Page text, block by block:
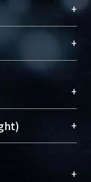
珍藏及向國際
，圖書館整合
不同功能平
。期能整合研
出、推廣研究
researcher
integrates the
“Academic
+
(Social
+
+
用性的社會運
著作公開供使
提升研究影響
+
或由第三方贊
+